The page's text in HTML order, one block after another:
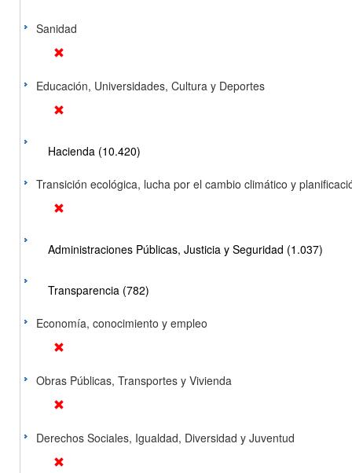
Sanidad
Educación, Universidades, Cultura y Deportes
Hacienda (10.420)
Transición ecológica, lucha por el cambio climático y
Administraciones Públicas, Justicia y Seguridad (1.037)
Transparencia (782)
Economía, conocimiento y empleo
Obras Públicas, Transportes y Vivienda
Derechos Sociales, Igualdad, Diversidad y Juventud